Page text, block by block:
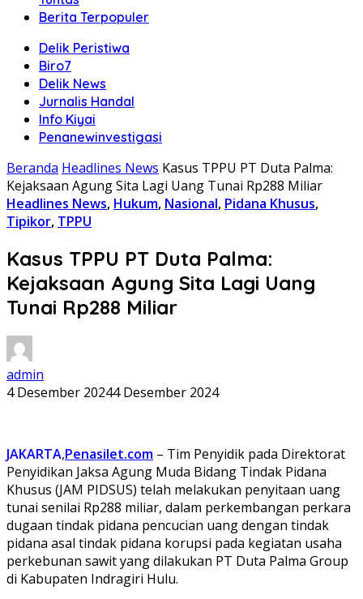
Berita Terpopuler
Delik Peristiwa
Biro7
Delik News
Jurnalis Handal
Info Kiyai
Penanewinvestigasi
Beranda Headlines News Kasus TPPU PT Duta Palma:
Kejaksaan Agung Sita Lagi Uang Tunai Rp288 Miliar
Headlines News, Hukum, Nasional, Pidana Khusus,
Tipikor, TPPU
Kasus TPPU PT Duta Palma:
Kejaksaan Agung Sita Lagi Uang
Tunai Rp288 Miliar
admin
4 Desember 20244 Desember 2024
JAKARTA,Penasilet.com – Tim Penyidik pada Direktorat
Penyidikan Jaksa Agung Muda Bidang Tindak Pidana
Khusus (JAM PIDSUS) telah melakukan penyitaan uang
tunai senilai Rp288 miliar, dalam perkembangan perkara
dugaan tindak pidana pencucian uang dengan tindak
pidana asal tindak pidana korupsi pada kegiatan usaha
perkebunan sawit yang dilakukan PT Duta Palma Group
di Kabupaten Indragiri Hulu.